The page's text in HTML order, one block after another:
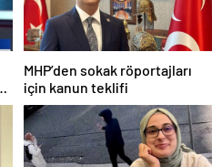
MHP’den sokak röportajları
için kanun teklifi